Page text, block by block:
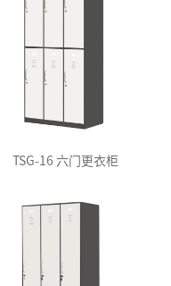
TSG-16 六门更衣柜